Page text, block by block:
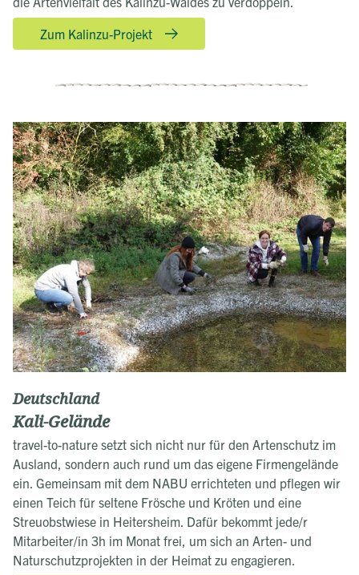
Zum Kalinzu-Projekt
Deutschland
Kali-Gelände
travel-to-nature setzt sich nicht nur für den Artenschutz im
Ausland, sondern auch rund um das eigene Firmengelände
ein. Gemeinsam mit dem NABU errichteten und pflegen wir
einen Teich für seltene Frösche und Kröten und eine
Streuobstwiese in Heitersheim. Dafür bekommt jede/r
Mitarbeiter/in 3h im Monat frei, um sich an Arten- und
Naturschutzprojekten in der Heimat zu engagieren.